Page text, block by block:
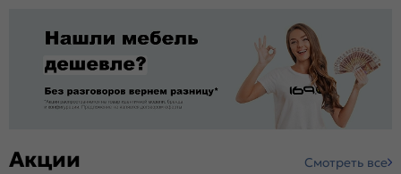
Акции Смотреть все